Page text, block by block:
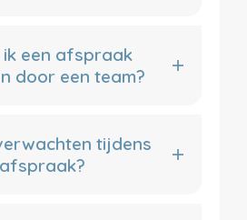
ik een afspraak
door een team?
tijdens